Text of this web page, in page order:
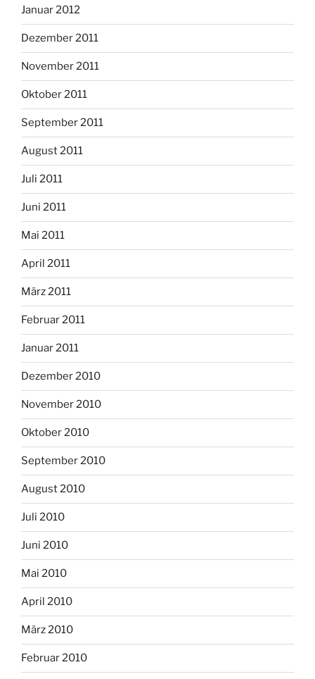
Januar 2012
Dezember 2011
November 2011
Oktober 2011
September 2011
August 2011
Juli 2011
Juni 2011
Mai 2011
April 2011
März 2011
Februar 2011
Januar 2011
Dezember 2010
November 2010
Oktober 2010
September 2010
August 2010
Juli 2010
Juni 2010
Mai 2010
April 2010
März 2010
Februar 2010